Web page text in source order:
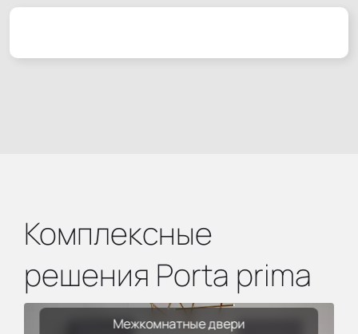
Комплексные
решения Porta prima
Межкомнатные двери